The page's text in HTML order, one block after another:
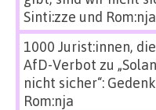
Sinti:zze und Rom:nja
1000 Jurist:innen,
AfD-Verbot zu
nicht sicher“:
Rom:nja